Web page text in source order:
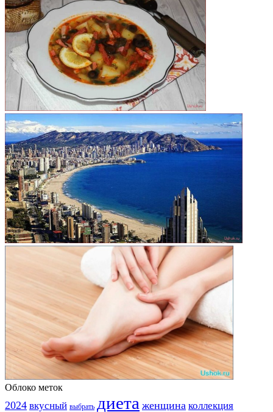
Облоко меток
2024 вкусный выбрать диета женщина коллекция